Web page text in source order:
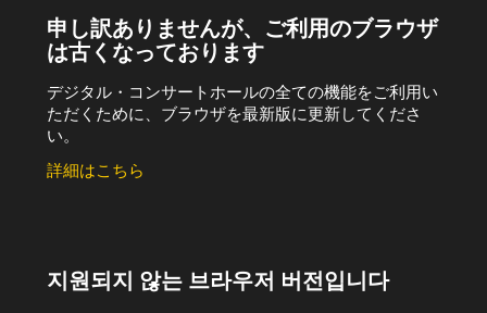
申し訳ありませんが、ご利用のブラウザ
は古くなっております
デジタル・コンサートホールの全ての機能をご利用い
ただくために、ブラウザを最新版に更新してくださ
い。
詳細はこちら
지원되지 않는 브라우저 버전입니다